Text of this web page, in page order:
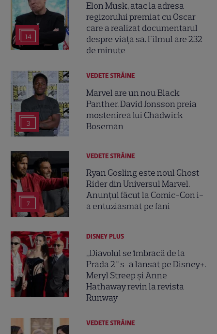
14
Elon Musk, atac la adresa
regizorului premiat cu Oscar
care a realizat documentarul
despre viața sa. Filmul are 232
de minute
3
VEDETE STRĂINE
Marvel are un nou Black
Panther. David Jonsson preia
moștenirea lui Chadwick
Boseman
7
VEDETE STRĂINE
Ryan Gosling este noul Ghost
Rider din Universul Marvel.
Anunțul făcut la Comic-Con i-
a entuziasmat pe fani
DISNEY PLUS
„Diavolul se îmbracă de la
Prada 2” s-a lansat pe Disney+.
Meryl Streep și Anne
Hathaway revin la revista
Runway
VEDETE STRĂINE